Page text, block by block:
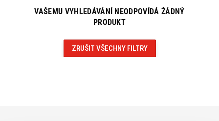
VAŠEMU VYHLEDÁVÁNÍ NEODPOVÍDÁ ŽÁDNÝ
PRODUKT
ZRUŠIT VŠECHNY FILTRY